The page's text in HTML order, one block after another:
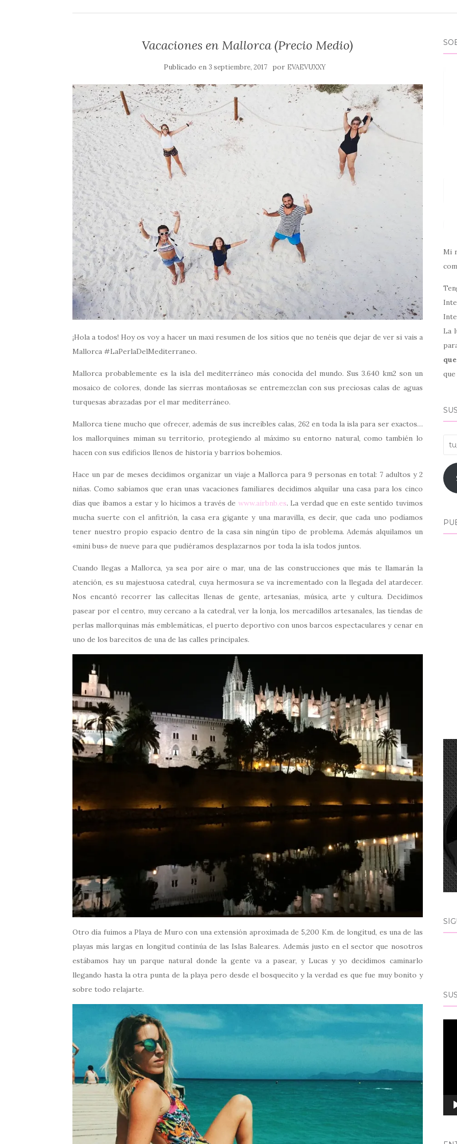
Vacaciones en Mallorca (Precio Medio)
Publicado en 3 septiembre, 2017 por EVAEVUXXY
¡Hola a todos! Hoy os voy a hacer un maxi resumen de los sitios que no tenéis que dejar de ver si vais a
Mallorca #LaPerlaDelMediterraneo.
Mallorca probablemente es la isla del mediterráneo más conocida del mundo. Sus 3.640 km2 son un
mosaico de colores, donde las sierras montañosas se entremezclan con sus preciosas calas de aguas
turquesas abrazadas por el mar mediterráneo.
Mallorca tiene mucho que ofrecer, además de sus increíbles calas, 262 en toda la isla para ser exactos…
los mallorquines miman su territorio, protegiendo al máximo su entorno natural, como también lo
hacen con sus edificios llenos de historia y barrios bohemios.
Hace un par de meses decidimos organizar un viaje a Mallorca para 9 personas en total: 7 adultos y 2
niñas. Como sabíamos que eran unas vacaciones familiares decidimos alquilar una casa para los cinco
días que íbamos a estar y lo hicimos a través de www.airbnb.es. La verdad que en este sentido tuvimos
mucha suerte con el anfitrión, la casa era gigante y una maravilla, es decir, que cada uno podíamos
tener nuestro propio espacio dentro de la casa sin ningún tipo de problema. Además alquilamos un
«mini bus» de nueve para que pudiéramos desplazarnos por toda la isla todos juntos.
Cuando llegas a Mallorca, ya sea por aire o mar, una de las construcciones que más te llamarán la
atención, es su majestuosa catedral, cuya hermosura se va incrementado con la llegada del atardecer.
Nos encantó recorrer las callecitas llenas de gente, artesanías, música, arte y cultura. Decidimos
pasear por el centro, muy cercano a la catedral, ver la lonja, los mercadillos artesanales, las tiendas de
perlas mallorquinas más emblemáticas, el puerto deportivo con unos barcos espectaculares y cenar en
uno de los barecitos de una de las calles principales.
Otro día fuimos a Playa de Muro con una extensión aproximada de 5,200 Km. de longitud, es una de las
playas más largas en longitud continúa de las Islas Baleares. Además justo en el sector que nosotros
estábamos hay un parque natural donde la gente va a pasear, y Lucas y yo decidimos caminarlo
llegando hasta la otra punta de la playa pero desde el bosquecito y la verdad es que fue muy bonito y
sobre todo relajarte.
Mi
La